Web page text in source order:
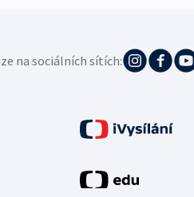
na sociálních sítích: